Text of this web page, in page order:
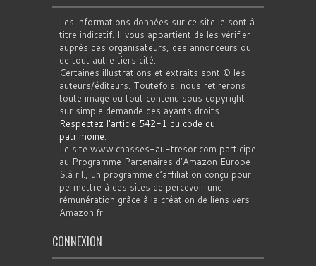
Les informations données sur ce site le sont à
titre indicatif. Il vous appartient de les vérifier
auprès des organisateurs, des annonceurs ou
de tout autre tiers cité.
Certaines illustrations et extraits sont © les
auteurs/éditeurs. Toutefois, nous retirerons
toute image ou tout contenu sous copyright
sur simple demande des ayants droits.
Respectez l'article 542-1 du code du
patrimoine.
Le site www.chasses-au-tresor.com participe
au Programme Partenaires d’Amazon Europe
S.à r.l., un programme d’affiliation conçu pour
permettre à des sites de percevoir une
rémunération grâce à la création de liens vers
Amazon.fr
CONNEXION